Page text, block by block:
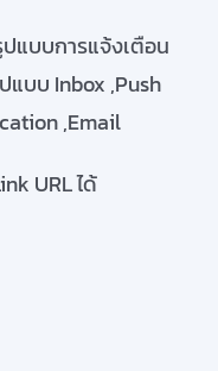
ปแบบการแจ้งเตือน
แบบ Inbox ,Push
,Email
URL ได้